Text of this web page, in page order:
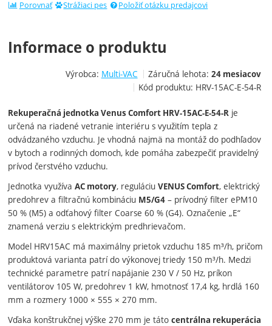
Porovnať Strážiaci pes Položiť otázku predajcovi
Informace o produktu
Výrobca: Multi-VAC Záručná lehota: 24 mesiacov
Kód produktu: HRV-15AC-E-54-R
Rekuperačná jednotka Venus Comfort HRV-15AC-E-54-R je
určená na riadené vetranie interiéru s využitím tepla z
odvádzaného vzduchu. Je vhodná najmä na montáž do podhľadov
v bytoch a rodinných domoch, kde pomáha zabezpečiť pravidelný
prívod čerstvého vzduchu.
Jednotka využívaAC motory, reguláciuVENUS Comfort, elektrický
predohrev a filtračnú kombináciu M5/G4 – prívodný filter ePM10
50 % (M5) a odťahový filter Coarse 60 % (G4). Označenie „E“
znamená verziu s elektrickým predhrievačom.
Model HRV15AC má maximálny prietok vzduchu 185 m³/h, pričom
produktová varianta patrí do výkonovej triedy 150 m³/h. Medzi
technické parametre patrí napájanie 230 V / 50 Hz, príkon
ventilátorov 105 W, predohrev 1 kW, hmotnosť 17,4 kg, hrdlá 160
mm a rozmery 1000 × 555 × 270 mm.
Vďaka konštrukčnej výške 270 mm je tátocentrálna rekuperácia